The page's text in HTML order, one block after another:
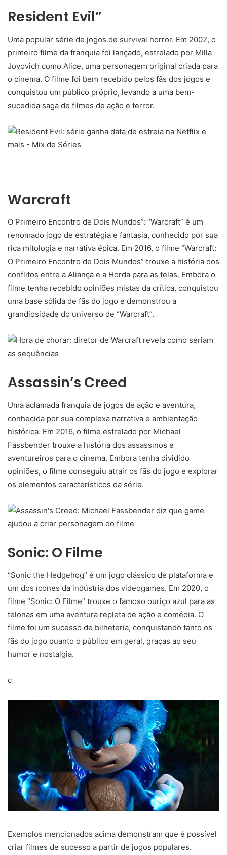
Resident Evil”
Uma popular série de jogos de survival horror. Em 2002, o
primeiro filme da franquia foi lançado, estrelado por Milla
Jovovich como Alice, uma personagem original criada para
o cinema. O filme foi bem recebido pelos fãs dos jogos e
conquistou um público próprio, levando a uma bem-
sucedida saga de filmes de ação e terror.
Warcraft
O Primeiro Encontro de Dois Mundos”: “Warcraft” é um
renomado jogo de estratégia e fantasia, conhecido por sua
rica mitologia e narrativa épica. Em 2016, o filme “Warcraft:
O Primeiro Encontro de Dois Mundos” trouxe a história dos
conflitos entre a Aliança e a Horda para as telas. Embora o
filme tenha recebido opiniões mistas da crítica, conquistou
uma base sólida de fãs do jogo e demonstrou a
grandiosidade do universo de “Warcraft”.
Assassin’s Creed
Uma aclamada franquia de jogos de ação e aventura,
conhecida por sua complexa narrativa e ambientação
histórica. Em 2016, o filme estrelado por Michael
Fassbender trouxe a história dos assassinos e
aventureiros para o cinema. Embora tenha dividido
opiniões, o filme conseguiu atrair os fãs do jogo e explorar
os elementos característicos da série.
Sonic: O Filme
“Sonic the Hedgehog” é um jogo clássico de plataforma e
um dos ícones da indústria dos videogames. Em 2020, o
filme “Sonic: O Filme” trouxe o famoso ouriço azul para as
telonas em uma aventura repleta de ação e comédia. O
filme foi um sucesso de bilheteria, conquistando tanto os
fãs do jogo quanto o público em geral, graças ao seu
humor e nostalgia.
c
Exemplos mencionados acima demonstram que é possível
criar filmes de sucesso a partir de jogos populares.